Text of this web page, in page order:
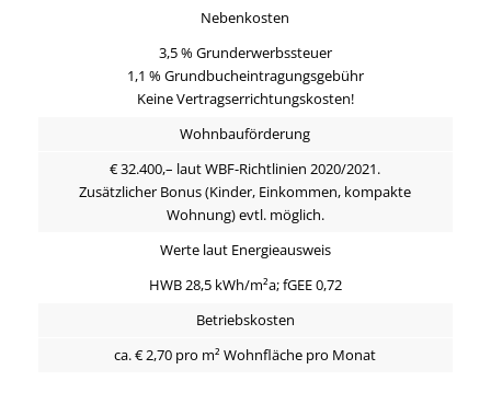
Nebenkosten
3,5 % Grunderwerbssteuer
1,1 % Grundbucheintragungsgebühr
Keine Vertragserrichtungskosten!
Wohnbauförderung
€ 32.400,– laut WBF-Richtlinien 2020/2021.
Zusätzlicher Bonus (Kinder, Einkommen, kompakte
Wohnung) evtl. möglich.
Werte laut Energieausweis
HWB 28,5 kWh/m²a; fGEE 0,72
Betriebskosten
ca. € 2,70 pro m² Wohnfläche pro Monat